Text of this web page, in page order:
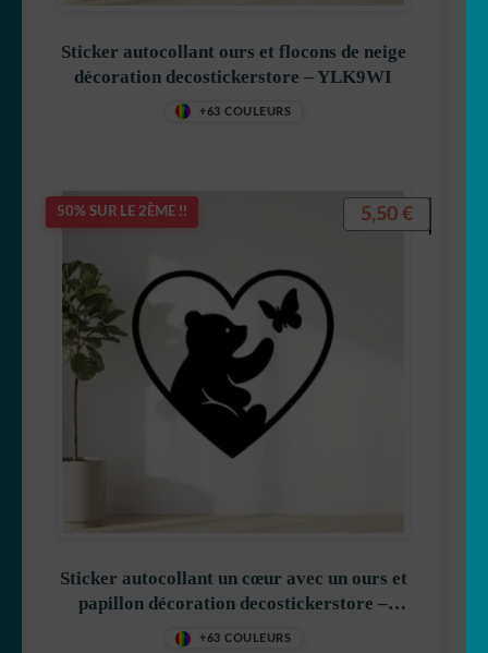
Sticker autocollant ours et flocons de neige
décoration decostickerstore – YLK9WI
+63 COULEURS
50% SUR LE 2ÈME !!
Sticker autocollant un cœur avec un ours et
papillon décoration decostickerstore –
FSWALU
+63 COULEURS
5,50 €